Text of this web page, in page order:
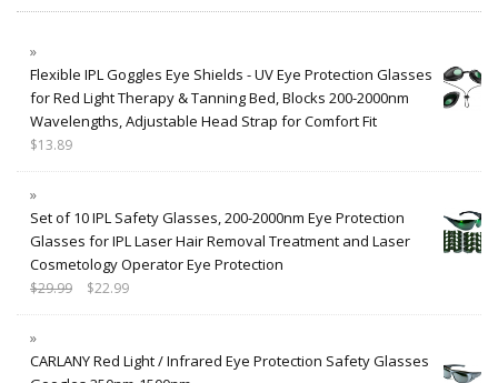
Flexible IPL Goggles Eye Shields - UV Eye Protection Glasses
for Red Light Therapy & Tanning Bed, Blocks 200-2000nm
Wavelengths, Adjustable Head Strap for Comfort Fit
$13.89
Set of 10 IPL Safety Glasses, 200-2000nm Eye Protection
Glasses for IPL Laser Hair Removal Treatment and Laser
Cosmetology Operator Eye Protection
$29.99 $22.99
CARLANY Red Light / Infrared Eye Protection Safety Glasses